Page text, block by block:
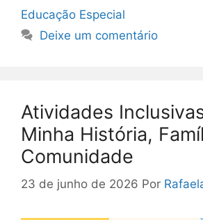
Educação Especial
Deixe um comentário
Atividades
Minha História,
Comunidade
23 de junho de 2026 Por